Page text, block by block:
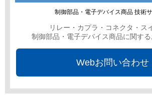
制御部品・電子デバイス商品 技術
リレー・カプラ・コネクタ・ス
制御部品・電子デバイス商品に関す
Webお問い合わせ